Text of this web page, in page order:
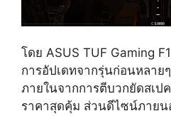
โดย ASUS TUF Gaming
การอัปเดทจากรุ่นก่อนหลาย
ภายในจากการตีบวกยัดสเป
ราคาสุดคุ้ม ส่วนดีไซน์ภาย